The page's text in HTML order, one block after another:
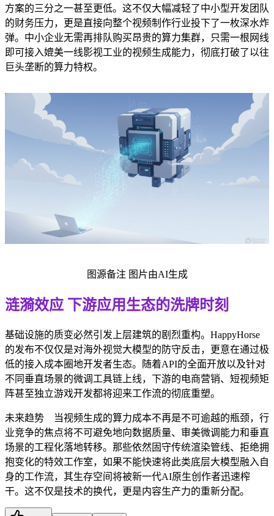
方案的三分之一甚至更低。这不仅大幅减轻了中小型开发团队
的财务压力，更是直接向整个视频制作行业投下了一枚深水炸
弹。中小企业无需再排队购买昂贵的算力集群，只需一根网线
即可接入媲美一线影视工业的视频生成能力，彻底打破了以往
巨头垄断的算力特权。
图源备注 图片由AI生成
涟漪效应 下游应用生态的洗牌时刻
基础设施的质变必然引发上层建筑的剧烈重构。HappyHorse
的发布不仅仅是对海外视觉大模型的防守反击，更意在通过极
低的接入成本圈地开发者生态。随着API的全面开放以及针对
不同垂直场景的微调工具链上线，下游的电商营销、短视频矩
阵甚至独立游戏开发都将迎来工作流的彻底重塑。
未来趋势 当视频生成的算力成本不再是不可逾越的瓶颈，行
业竞争的焦点将不可避免地向数据质量、审美微调能力和垂直
场景的工程化落地转移。那些依然固守传统渲染管线、拒绝拥
抱变化的特效工作室，如果不能快速将此类底层大模型融入自
身的工作流，其生存空间将被新一代AI原生创作者迅速榨
干。这不仅是技术的换代，更是内容生产力的重新分配。